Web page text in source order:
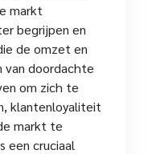
markt
begrijpen en
de omzet en
van doordachte
om zich te
klantenloyaliteit
markt te
een cruciaal